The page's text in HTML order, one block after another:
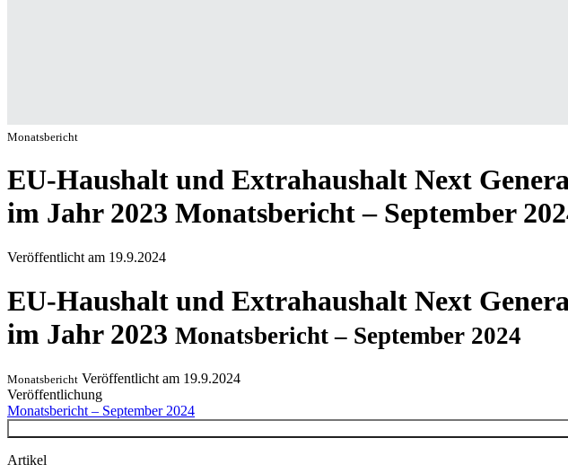
Monatsbericht
EU-Haushalt und Extrahaushalt Next
im Jahr 2023 Monatsbericht – September
Veröffentlicht am 19.9.2024
EU-Haushalt und Extrahaushalt Next
im Jahr 2023 Monatsbericht – September 2024
Monatsbericht Veröffentlicht am 19.9.2024
Veröffentlichung
Monatsbericht – September 2024
Artikel